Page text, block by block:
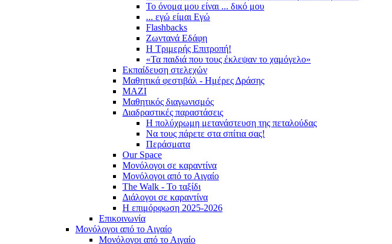
Το όνομα μου είναι ... δικό μου
... εγώ είμαι Εγώ
Flashbacks
Ζωντανά Εδάφη
Η Τριμερής Επιτροπή!
«Τα παιδιά που τους έκλεψαν το χαμόγελο»
Εκπαίδευση στελεχών
Μαθητικά φεστιβάλ - Ημέρες Δράσης
ΜΑΖΙ
Μαθητικός διαγωνισμός
Διαδραστικές παραστάσεις
Η πολύχρωμη μετανάστευση της πεταλούδας
Να τους πάρετε στα σπίτια σας!
Περάσματα
Our Space
Μονόλογοι σε καραντίνα
Μονόλογοι από το Αιγαίο
The Walk - Το ταξίδι
Διάλογοι σε καραντίνα
Η επιμόρφωση 2025-2026
Επικοινωνία
Μονόλογοι από το Αιγαίο
Μονόλογοι από το Αιγαίο